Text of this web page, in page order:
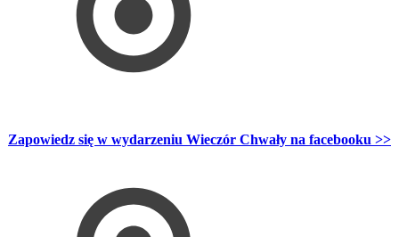
Zapowiedz się w wydarzeniu Wieczór Chwały na facebooku >>